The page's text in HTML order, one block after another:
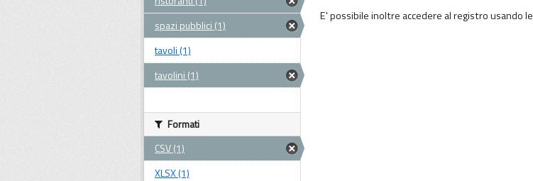
E' possibile inoltre accedere al registro usando le
spazi pubblici (1)
tavoli (1)
tavolini (1)
Formati
CSV (1)
XLSX (1)